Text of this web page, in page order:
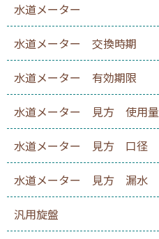
水道メーター
水道メーター 交換時期
水道メーター 有効期限
水道メーター 見方 使用量
水道メーター 見方 口径
水道メーター 見方 漏水
汎用旋盤